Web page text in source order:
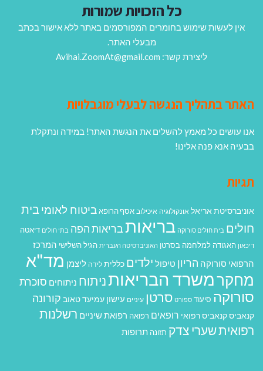
כל הזכויות שמורות
אין לעשות שימוש בחומרים המפורסמים באתר ללא אישור בכתב
מבעלי האתר.
ליצירת קשר: Avihai.ZoomAt@gmail.com
האתר בתהליך הנגשה לבעלי מוגבלויות
אנו עושים כל מאמץ להשלים את הנגשת האתר! במידה ונתקלת
בבעיה אנא פנה אלינו!
תגיות
אוניברסיטת אריאל אונקולוגיה איכילוב אסף הרופא ביטוח לאומיבית
חולים בית חולים סורוקה בריאותבריאות הפה בתי חולים דיאטה
דיכאון האגודה למלחמה בסרטן האוניברסיטה העברית הגיל השלישי המרכז
הרפואי סורוקה הריון טיפול ילדים כללית לידה ליצמן מד"א
מחקרמשרד הבריאותניתוח ניתוחים סוכרת
סורוקה סיעוד ספורט סרטן עיניים עישון עמיעד טאוב קורונה
קנאביסקנאביס רפואי רופאים רפואה רפואת שיניים רשלנות
רפואיתשערי צדק תזונה תרופות